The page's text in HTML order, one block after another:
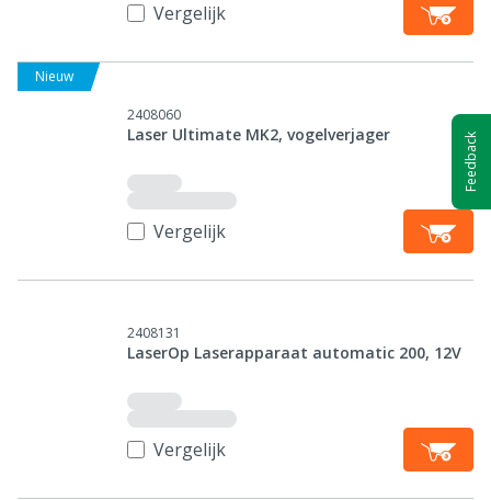
Vergelijk
Nieuw
2408060
Laser Ultimate MK2, vogelverjager
Vergelijk
2408131
LaserOp Laserapparaat automatic 200, 12V
Vergelijk
Feedback